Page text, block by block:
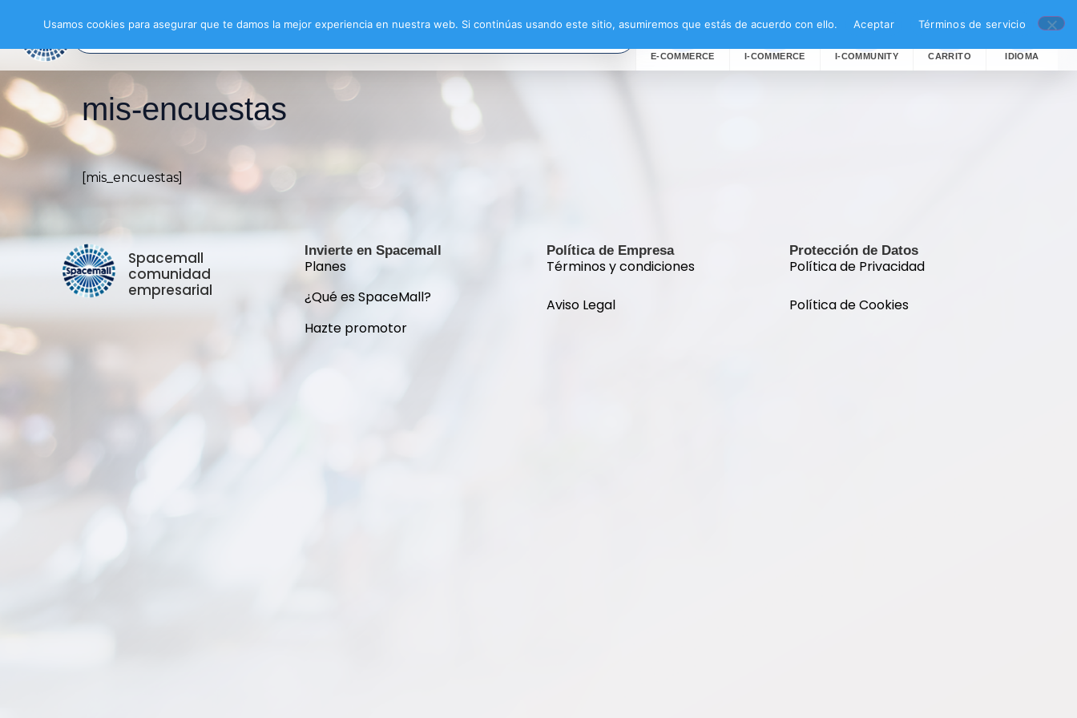
E-COMMERCE I-COMMERCE I-COMMUNITY CARRITO IDIOMA
mis-encuestas
[mis_encuestas]
Spacemall
comunidad
empresarial
Invierte en Spacemall
Planes
¿Qué es SpaceMall?
Hazte promotor
Política de Empresa
Términos y condiciones
Aviso Legal
Protección de Datos
Política de Privacidad
Política de Cookies
Usamos cookies para asegurar que te damos la mejor experiencia en nuestra web. Si continúas usando este sitio, asumiremos que estás de acuerdo con ello. Aceptar Términos de servicio